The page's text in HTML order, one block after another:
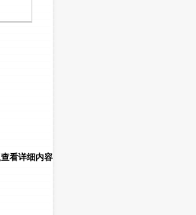
看详细内容